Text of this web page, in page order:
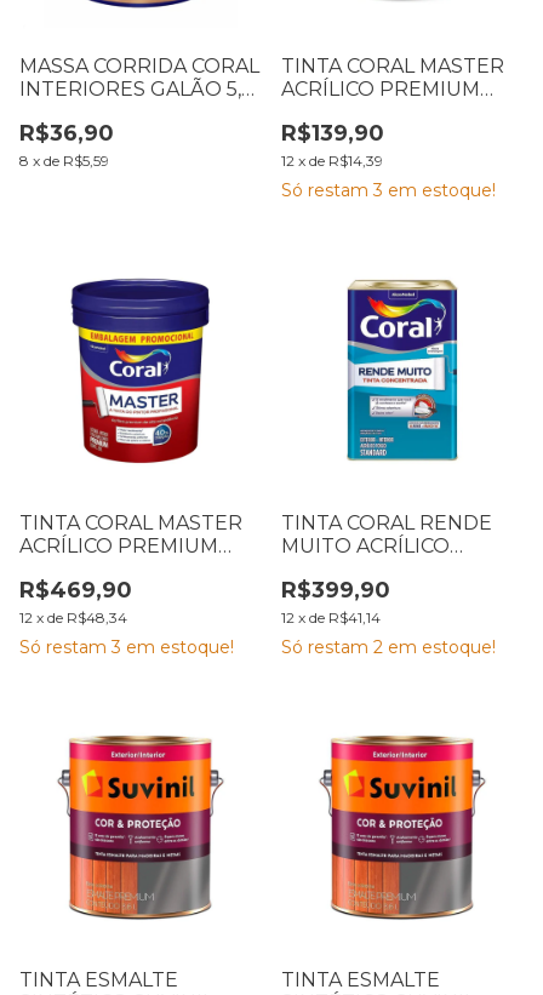
MASSA CORRIDA CORAL
INTERIORES GALÃO 5,7
R$36,90
8 x de R$5,59
TINTA CORAL MASTER
ACRÍLICO PREMIUM
BRANCO 3,6L
R$139,90
12 x de R$14,39
Só restam3 em estoque!
TINTA CORAL MASTER
ACRÍLICO PREMIUM
BRANCO BALDE 20L
R$469,90
12 x de R$48,34
Só restam3 em estoque!
TINTA CORAL RENDE
MUITO ACRÍLICO
R$399,90
12 x de R$41,14
Só restam 2 em estoque!
TINTA ESMALTE
TINTA ESMALTE